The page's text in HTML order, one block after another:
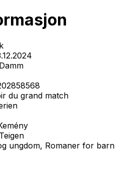
du grand match
ungdom, Romaner for barn